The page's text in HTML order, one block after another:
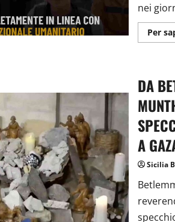
nei
Per
DA
A
Sicilia